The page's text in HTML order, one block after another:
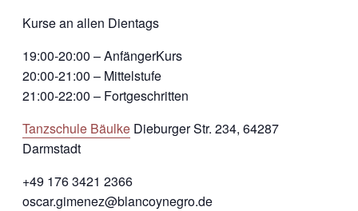
Kurse an allen Dientags
19:00-20:00 – AnfängerKurs
20:00-21:00 – Mittelstufe
21:00-22:00 – Fortgeschritten
Tanzschule Bäulke Dieburger Str. 234, 64287
Darmstadt
+49 176 3421 2366
oscar.gimenez@blancoynegro.de